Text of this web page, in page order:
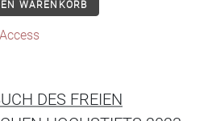
WARENKORB
DES FREIEN